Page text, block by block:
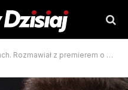
z premierem o przyszłości Tesli – Biznes Wprost